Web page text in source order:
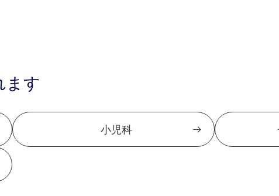
ます
小児科